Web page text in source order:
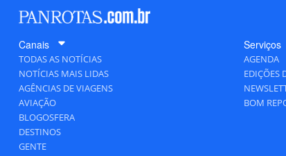
Canais
TODAS AS NOTÍCIAS
NOTÍCIAS MAIS LIDAS
AGÊNCIAS DE VIAGENS
AVIAÇÃO
BLOGOSFERA
DESTINOS
GENTE
Serviços
AGENDA
EDIÇÕES
BOM